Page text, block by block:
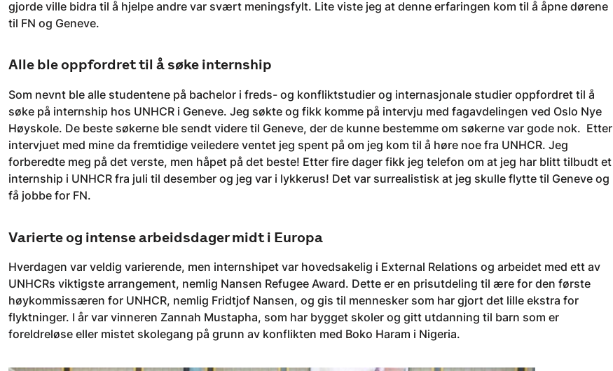
gjorde ville bidra til å hjelpe andre var svært meningsfylt. Lite viste jeg at denne erfaringen kom til å åpne dørene
til FN og Geneve.
Alle ble oppfordret til å søke internship
Som nevnt ble alle studentene på bachelor i freds- og konfliktstudier og internasjonale studier oppfordret til å
søke på internship hos UNHCR i Geneve. Jeg søkte og fikk komme på intervju med fagavdelingen ved Oslo Nye
Høyskole. De beste søkerne ble sendt videre til Geneve, der de kunne bestemme om søkerne var gode nok. Etter
intervjuet med mine da fremtidige veiledere ventet jeg spent på om jeg kom til å høre noe fra UNHCR. Jeg
forberedte meg på det verste, men håpet på det beste! Etter fire dager fikk jeg telefon om at jeg har blitt tilbudt et
internship i UNHCR fra juli til desember og jeg var i lykkerus! Det var surrealistisk at jeg skulle flytte til Geneve og
få jobbe for FN.
Varierte og intense arbeidsdager midt i Europa
Hverdagen var veldig varierende, men internshipet var hovedsakelig i External Relations og arbeidet med ett av
UNHCRs viktigste arrangement, nemlig Nansen Refugee Award. Dette er en prisutdeling til ære for den første
høykommissæren for UNHCR, nemlig Fridtjof Nansen, og gis til mennesker som har gjort det lille ekstra for
flyktninger. I år var vinneren Zannah Mustapha, som har bygget skoler og gitt utdanning til barn som er
foreldreløse eller mistet skolegang på grunn av konflikten med Boko Haram i Nigeria.